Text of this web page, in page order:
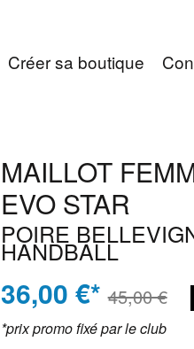
Créer sa boutique
MAILLOT
EVO STAR
POIRE
HANDBALL
36,00 €*45,00 €
*prix promo fixé par le club